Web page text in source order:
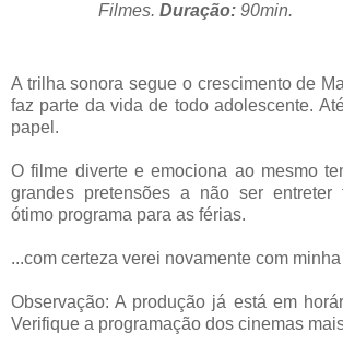
Filmes. Duração: 90min.
A trilha sonora segue o crescimento de
faz parte da vida de todo adolescente.
papel.
O filme diverte e emociona ao mesmo
grandes pretensões a não ser entreter
ótimo programa para as férias.
...com certeza verei novamente com
Observação: A produção já está em
Verifique a programação dos cinemas